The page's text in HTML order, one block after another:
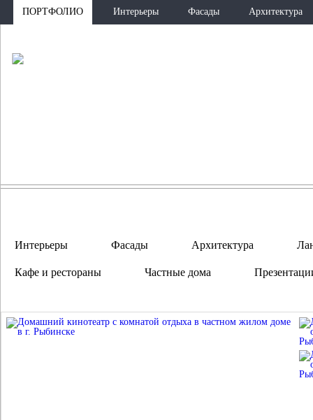
ПОРТФОЛИО Интерьеры Фасады Архитектура
Интерьеры Фасады Архитектура
Кафе и рестораны Частные дома